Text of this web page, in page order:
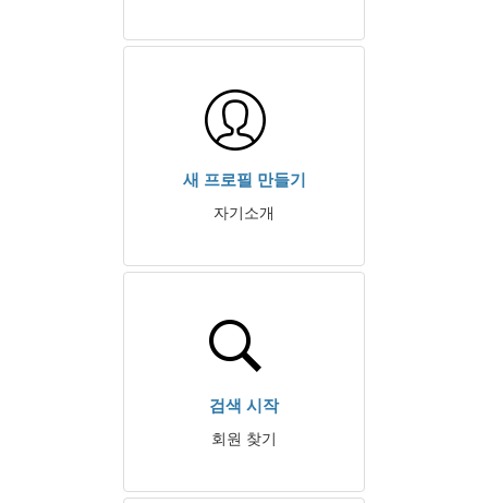
새 프로필 만들기
자기소개
검색 시작
회원 찾기